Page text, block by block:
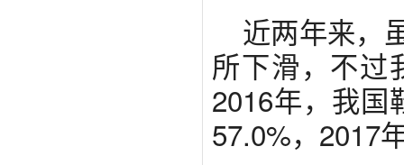
近两年来，
所下滑，不过
2016年，我国
57.0%，2017